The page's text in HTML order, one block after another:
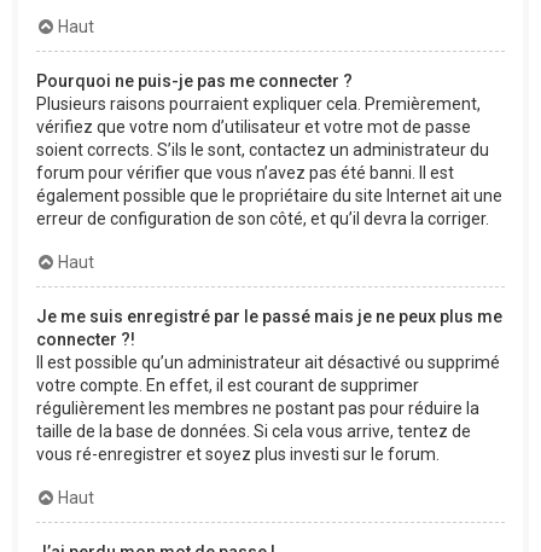
Haut
Pourquoi ne puis-je pas me connecter ?
Plusieurs raisons pourraient expliquer cela. Premièrement,
vérifiez que votre nom d’utilisateur et votre mot de passe
soient corrects. S’ils le sont, contactez un administrateur du
forum pour vérifier que vous n’avez pas été banni. Il est
également possible que le propriétaire du site Internet ait une
erreur de configuration de son côté, et qu’il devra la corriger.
Haut
Je me suis enregistré par le passé mais je ne peux plus me
connecter ?!
Il est possible qu’un administrateur ait désactivé ou supprimé
votre compte. En effet, il est courant de supprimer
régulièrement les membres ne postant pas pour réduire la
taille de la base de données. Si cela vous arrive, tentez de
vous ré-enregistrer et soyez plus investi sur le forum.
Haut